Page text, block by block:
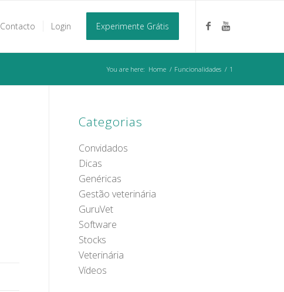
Contacto Login Experimente Grátis
You are here: Home / Funcionalidades / 1
Categorias
Convidados
Dicas
Genéricas
Gestão veterinária
GuruVet
Software
Stocks
Veterinária
Vídeos